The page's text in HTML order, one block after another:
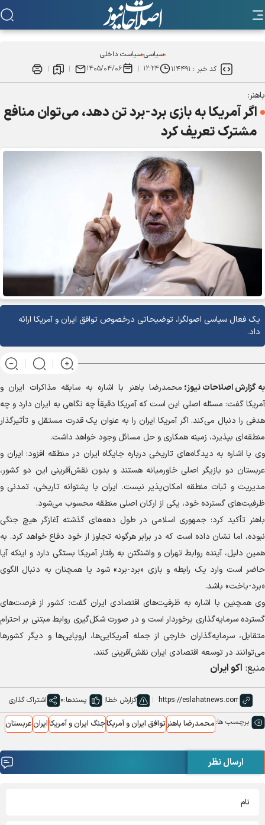
سیاسیسیاست داخلی
کد خبر : ۱۱۴۴۹۱ ۱۲:۲۴ ۱۴۰۵/۰۴/۰۶
باهنر:
اگر آمریکا به بازی برد-برد تن دهد، می‌توان منافع
مشترک تعریف کرد
یک فعال سیاسی اصولگرا، توضیحاتی درخصوص توافق ایران و آمریکا ارائه
داد.
به گزارشاصلاحات نیوز؛ محمدرضا باهنر با اشاره به سابقه مذاکرات ایران و
آمریکا گفت: مسئله اصلی این است که آمریکا دقیقاً چه نگاهی به ایران دارد و چه
هدفی را دنبال می‌کند. اگر آمریکا ایران را به عنوان یک قدرت مستقل و تأثیرگذار
منطقه‌ای بپذیرد، زمینه همکاری و حل مسائل وجود خواهد داشت.
وی با اشاره به دیدگاه‌های تاریخی درباره جایگاه ایران در منطقه افزود: ایران و
عربستان دو بازیگر اصلی خاورمیانه هستند و بدون نقش‌آفرینی این دو کشور،
مدیریت و ثبات منطقه امکان‌پذیر نیست. ایران با پشتوانه تاریخی، تمدنی و
ظرفیت‌های گسترده خود، یکی از ارکان اصلی منطقه محسوب می‌شود.
باهنر تأکید کرد: جمهوری اسلامی در طول دهه‌های گذشته آغازگر هیچ جنگی
نبوده، اما نشان داده است که در برابر هرگونه تجاوز از خود دفاع خواهد کرد. به
همین دلیل، آینده روابط تهران و واشنگتن به رفتار آمریکا بستگی دارد و اینکه آیا
حاضر است وارد یک رابطه و بازی «برد-برد» شود یا همچنان به دنبال الگوی
«برد-باخت» باشد.
وی همچنین با اشاره به ظرفیت‌های اقتصادی ایران گفت: کشور از فرصت‌های
گسترده سرمایه‌گذاری برخوردار است و در صورت شکل‌گیری روابط مبتنی بر احترام
متقابل، سرمایه‌گذاران خارجی از جمله آمریکایی‌ها، اروپایی‌ها و دیگر کشورها
می‌توانند در توسعه اقتصادی ایران نقش‌آفرینی کنند.
منبع: اکو ایران
گزارش خطا پسندها:0 اشتراک گذاری
برچسب ها:محمدرضا باهنرتوافق ایران و آمریکاجنگ ایران و آمریکاایرانعربستان
ارسال نظر